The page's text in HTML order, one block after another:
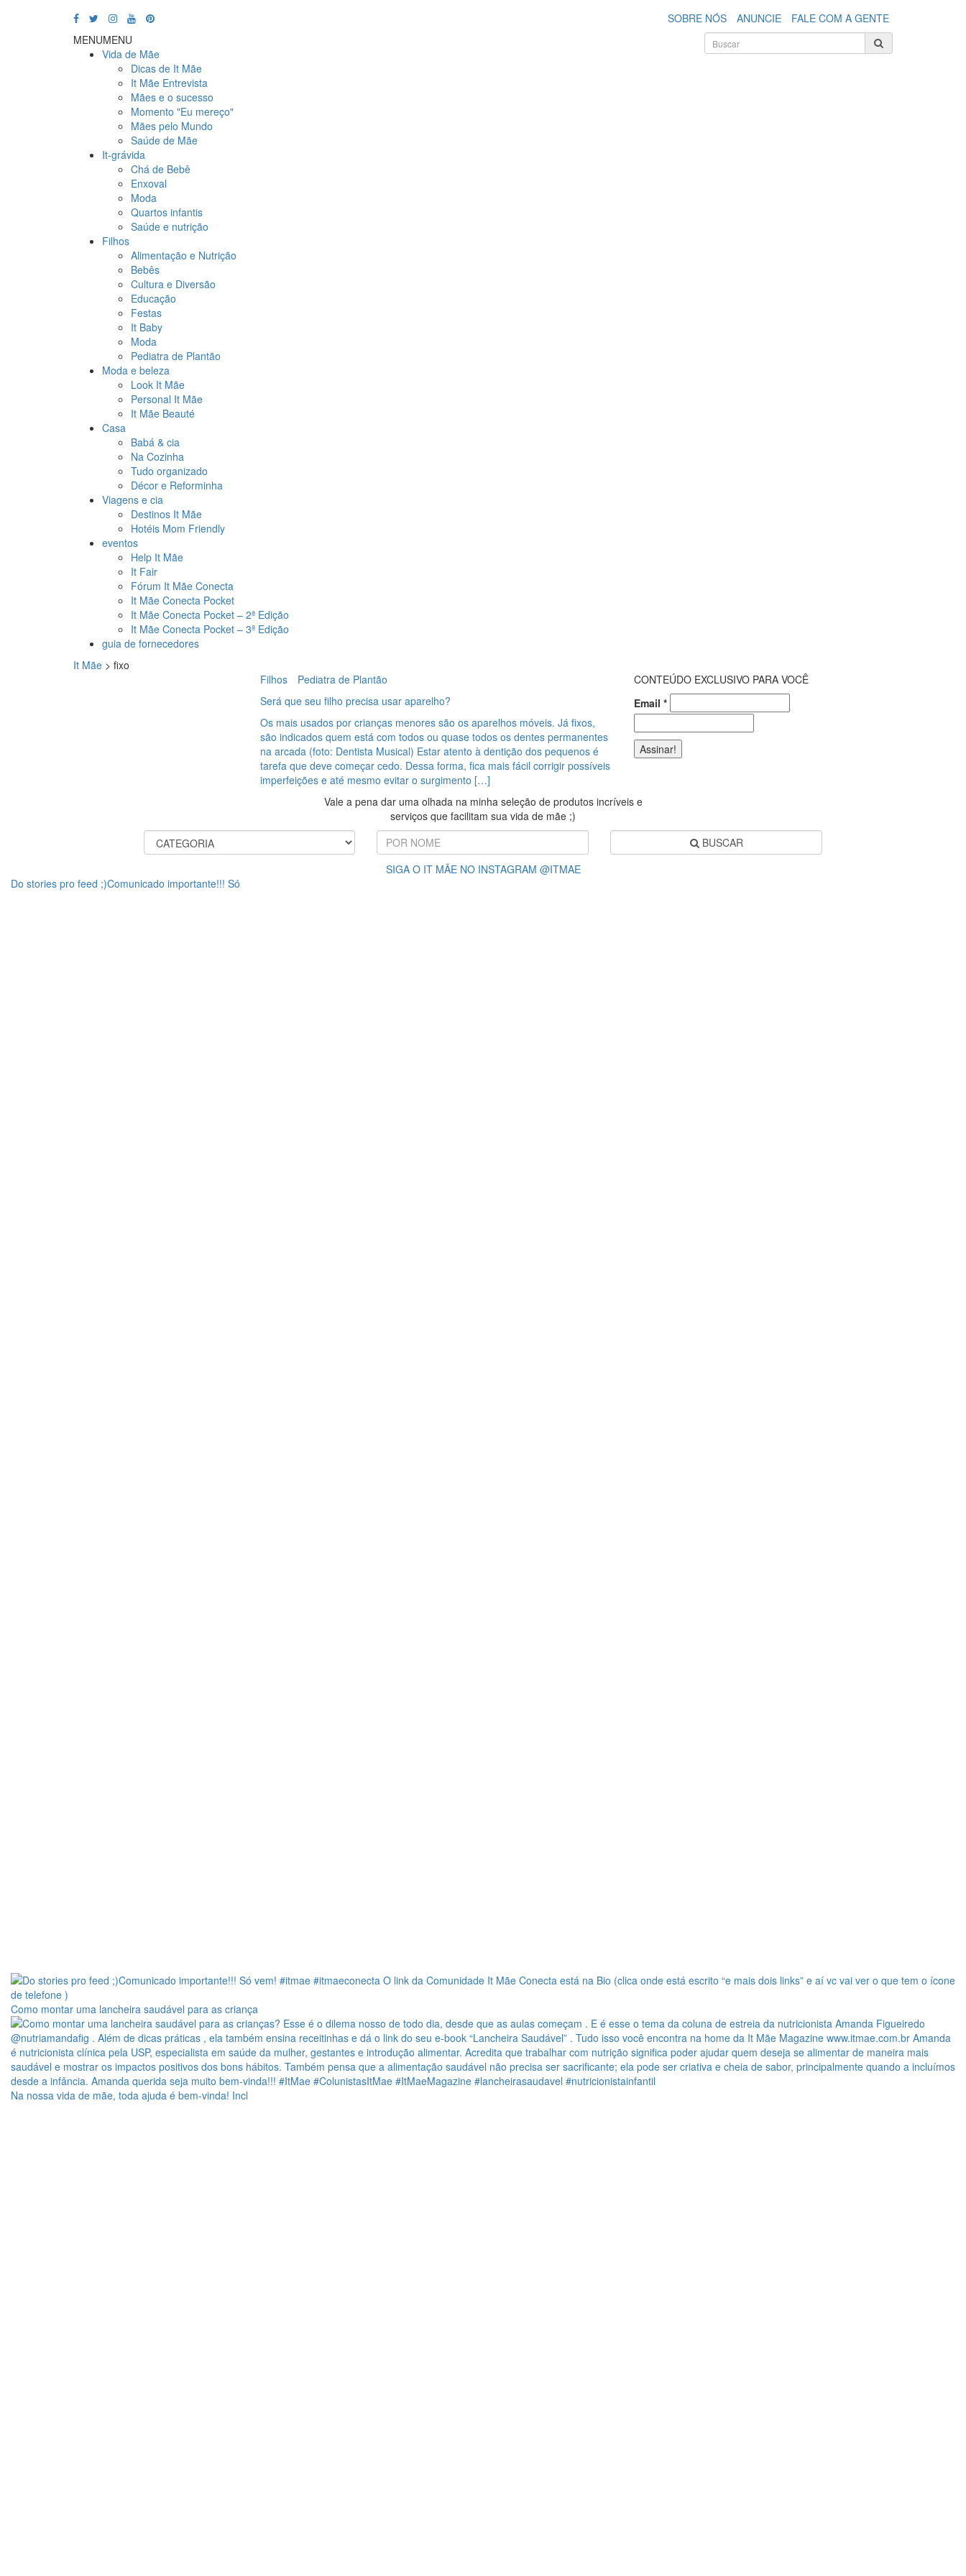
SOBRE NÓS ANUNCIE
FALE COM A GENTE
MENUMENU
Vida de Mãe
Dicas de It Mãe
It Mãe Entrevista
Mães e o sucesso
Momento "Eu mereço"
Mães pelo Mundo
Saúde de Mãe
It-grávida
Chá de Bebê
Enxoval
Moda
Quartos infantis
Saúde e nutrição
Filhos
Alimentação e Nutrição
Bebês
Cultura e Diversão
Educação
Festas
It Baby
Moda
Pediatra de Plantão
Moda e beleza
Look It Mãe
Personal It Mãe
It Mãe Beauté
Casa
Babá & cia
Na Cozinha
Tudo organizado
Décor e Reforminha
Viagens e cia
Destinos It Mãe
Hotéis Mom Friendly
eventos
Help It Mãe
It Fair
Fórum It Mãe Conecta
It Mãe Conecta Pocket
It Mãe Conecta Pocket – 2ª Edição
It Mãe Conecta Pocket – 3ª Edição
guia de fornecedores
It Mãe > fixo
Filhos
Pediatra de Plantão
Será que seu filho precisa usar aparelho?
Os mais usados por crianças menores são os aparelhos móveis. Já fixos,
são indicados quem está com todos ou quase todos os dentes permanentes
na arcada (foto: Dentista Musical) Estar atento à dentição dos pequenos é
tarefa que deve começar cedo. Dessa forma, fica mais fácil corrigir possíveis
imperfeições e até mesmo evitar o surgimento […]
CONTEÚDO EXCLUSIVO PARA VOCÊ
Email *
Vale a pena dar uma olhada na minha seleção de produtos incríveis e
serviços que facilitam sua vida de mãe ;)
BUSCAR
SIGA O IT MÃE NO INSTAGRAM @ITMAE
Do stories pro feed ;)Comunicado importante!!! Só
Como montar uma lancheira saudável para as criança
Na nossa vida de mãe, toda ajuda é bem-vinda! Incl